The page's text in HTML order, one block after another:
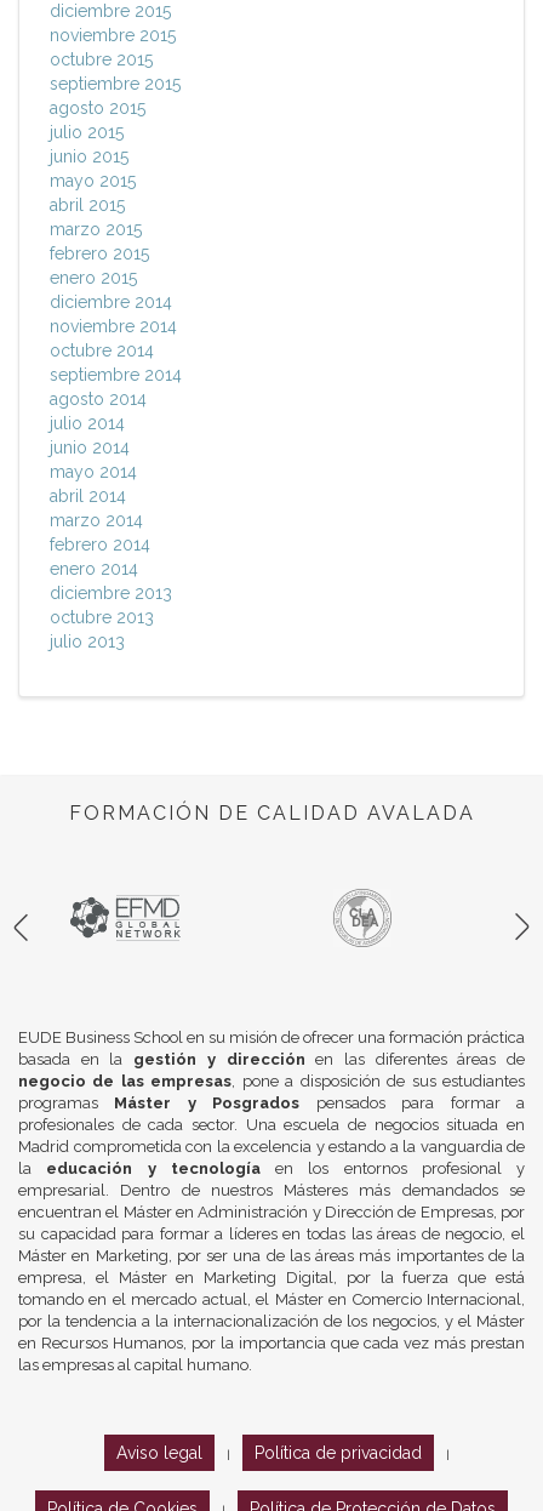
diciembre 2015
noviembre 2015
octubre 2015
septiembre 2015
agosto 2015
julio 2015
junio 2015
mayo 2015
abril 2015
marzo 2015
febrero 2015
enero 2015
diciembre 2014
noviembre 2014
octubre 2014
septiembre 2014
agosto 2014
julio 2014
junio 2014
mayo 2014
abril 2014
marzo 2014
febrero 2014
enero 2014
diciembre 2013
octubre 2013
julio 2013
FORMACIÓN DE CALIDAD AVALADA
EUDE Business School en su misión de ofrecer una formación práctica
basada en la gestión y dirección en las diferentes áreas de
negocio de las empresas, pone a disposición de sus estudiantes
programas Máster y Posgrados pensados para formar a
profesionales de cada sector. Una escuela de negocios situada en
Madrid comprometida con la excelencia y estando a la vanguardia de
la educación y tecnologíaen los entornos profesional y
empresarial. Dentro de nuestros Másteres más demandados se
encuentran el Máster en Administración y Dirección de Empresas, por
su capacidad para formar a líderes en todas las áreas de negocio, el
Máster en Marketing, por ser una de las áreas más importantes de la
empresa, el Máster en Marketing Digital, por la fuerza que está
tomando en el mercado actual, el Máster en Comercio Internacional,
por la tendencia a la internacionalización de los negocios, y el Máster
en Recursos Humanos, por la importancia que cada vez más prestan
las empresas al capital humano.
Aviso legal Política de privacidad